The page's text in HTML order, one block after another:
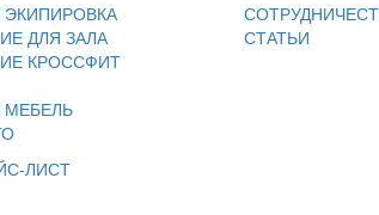
ДЛЯ ЗАЛА
КРОССФИТ
ЛИСТ
СТАТЬИ